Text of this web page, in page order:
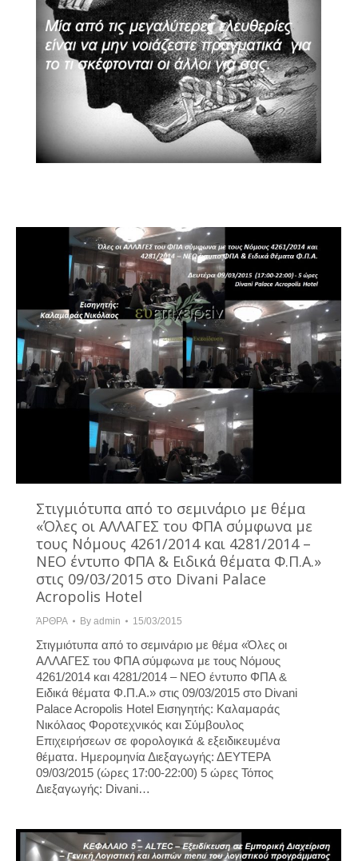
Στιγμιότυπα από το σεμινάριο με θέμα
«Όλες οι ΑΛΛΑΓΕΣ του ΦΠΑ σύμφωνα με
τους Νόμους 4261/2014 και 4281/2014 –
ΝΕΟ έντυπο ΦΠΑ & Ειδικά θέματα Φ.Π.Α.»
στις 09/03/2015 στο Divani Palace
Acropolis Hotel
ΆΡΘΡΑ By admin 15/03/2015
Στιγμιότυπα από το σεμινάριο με θέμα «Όλες οι
ΑΛΛΑΓΕΣ του ΦΠΑ σύμφωνα με τους Νόμους
4261/2014 και 4281/2014 – ΝΕΟ έντυπο ΦΠΑ &
Ειδικά θέματα Φ.Π.Α.» στις 09/03/2015 στο Divani
Palace Acropolis Hotel Εισηγητής: Καλαμαράς
Νικόλαος Φοροτεχνικός και Σύμβουλος
Επιχειρήσεων σε φορολογικά & εξειδικευμένα
θέματα. Ημερομηνία Διεξαγωγής: ΔΕΥΤΕΡΑ
09/03/2015 (ώρες 17:00-22:00) 5 ώρες Τόπος
Διεξαγωγής: Divani…